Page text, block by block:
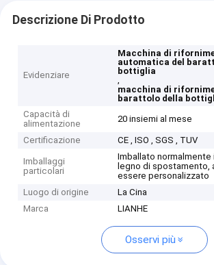
Descrizione Di Prodotto
Evidenziare
Macchina di
automatica del
bottiglia
,
macchina di
barattolo della
Capacità di
alimentazione
20 insiemi al mese
Certificazione CE , ISO , SGS , TUV
Imballaggi
particolari
Imballato normalmente
legno di spostamento,
essere personalizzato
Luogo di origine
La Cina
Marca
LIANHE
Osservi più